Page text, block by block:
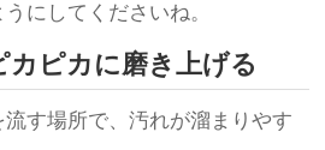
にしてくださいね。
ピカに磨き上げる
す場所で、汚れが溜まりやす